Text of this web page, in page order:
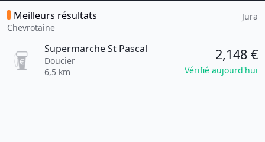
Meilleurs résultats
Chevrotaine
Jura
Supermarche St Pascal
Doucier
6,5 km
2,148 €
Vérifié aujourd'hui